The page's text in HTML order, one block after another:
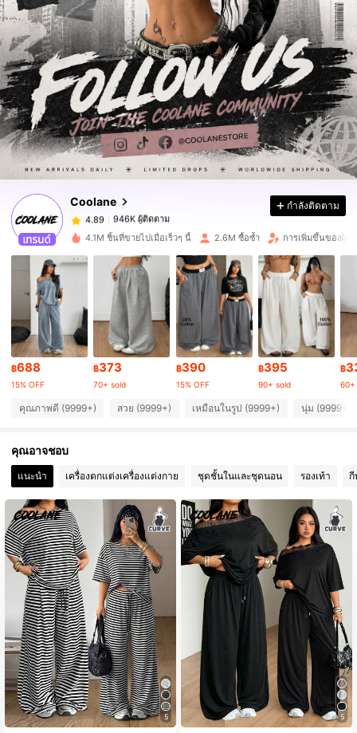
Coolane
4.89 946K ผู้ติดตาม
4.89 946K ผู้ติดตาม
4.89
946K ผู้ติดตาม
r***4
จ่าย1 วันที่ผ่านมา
4.89 946K ผู้ติดตาม
4.89 946K ผู้ติดตาม
4.89 946K ผู้ติดตาม
4.89 946K ผู้ติดตาม
946K ผู้ติดตาม
4.89 946K ผู้ติดตาม
4.89 946K ผู้ติดตาม
กำลังติดตาม
4.1M ชิ้นที่ขายไปเมื่อเร็วๆ นี้ 2.6M ซื้อซ้ำ การเพิ่มขึ้นของผู้ติ
฿688
15% OFF
฿373
70+ sold
฿390
15% OFF
฿395
90+ sold
฿
60+
คุณภาพดี (9999+) สวย (9999+) เหมือนในรูป (9999+) นุ่ม (9999+)
คุณอาจชอบ
แนะนำ เครื่องตกแต่งเครื่องแต่งกาย ชุดชั้นในและชุดนอน รองเท้า กี
5 5